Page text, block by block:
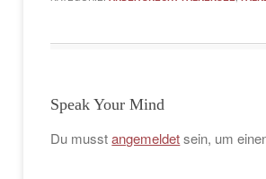
Speak Your Mind
Du musstangemeldetsein, um